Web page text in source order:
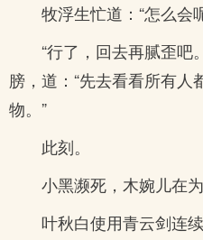
牧浮生忙道：“怎么会
“行了，回去再腻歪吧
膀，道：“先去看看所有
物。”
此刻。
小黑濒死，木婉儿在为
叶秋白使用青云剑连